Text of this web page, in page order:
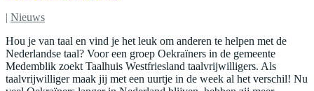
| Nieuws
Hou je van taal en vind je het leuk om anderen te helpen met de
Nederlandse taal? Voor een groep Oekraïners in de gemeente
Medemblik zoekt Taalhuis Westfriesland taalvrijwilligers. Als
taalvrijwilliger maak jij met een uurtje in de week al het verschil! Nu